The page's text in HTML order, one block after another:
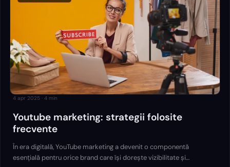
4 apr 2025 · 4 min
Youtube marketing: strategii folosite
frecvente
În era digitală, YouTube marketing a devenit o componentă
esențială pentru orice brand care își dorește vizibilitate și